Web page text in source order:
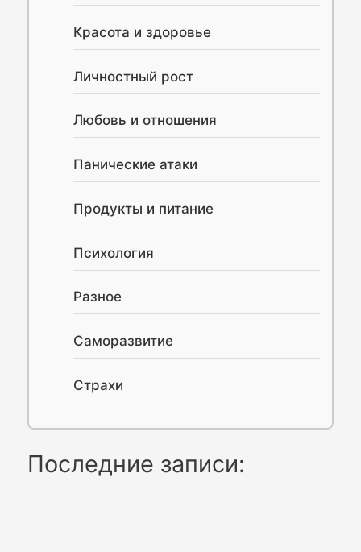
Красота и здоровье
Личностный рост
Любовь и отношения
Панические атаки
Продукты и питание
Психология
Разное
Саморазвитие
Страхи
Последние записи: